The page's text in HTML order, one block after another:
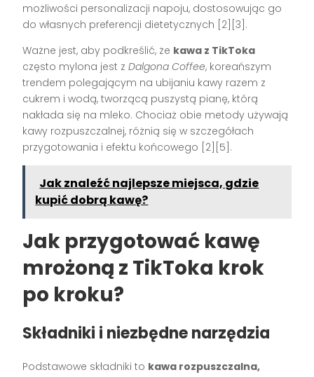
możliwości personalizacji napoju, dostosowując go
do własnych preferencji dietetycznych [2][3].
Ważne jest, aby podkreślić, że kawa z TikToka
często mylona jest zDalgona Coffee, koreańszym
trendem polegającym na ubijaniu kawy razem z
cukrem i wodą, tworzącą puszystą pianę, którą
nakłada się na mleko. Chociaż obie metody używają
kawy rozpuszczalnej, różnią się w szczegółach
przygotowania i efektu końcowego [2][5].
Jak znaleźć najlepsze miejsca, gdzie
kupić dobrą kawę?
Jak przygotować kawę
mrożoną z TikToka krok
po kroku?
Składniki i niezbędne narzędzia
Podstawowe składniki to kawa rozpuszczalna,